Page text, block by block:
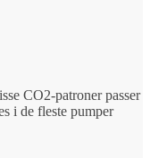
CO2-patroner passer
i de fleste pumper